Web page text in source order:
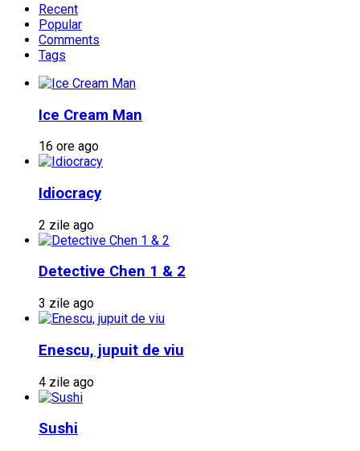
Recent
Popular
Comments
Tags
Ice Cream Man
16 ore ago
Idiocracy
2 zile ago
Detective Chen 1 & 2
3 zile ago
Enescu, jupuit de viu
4 zile ago
Sushi